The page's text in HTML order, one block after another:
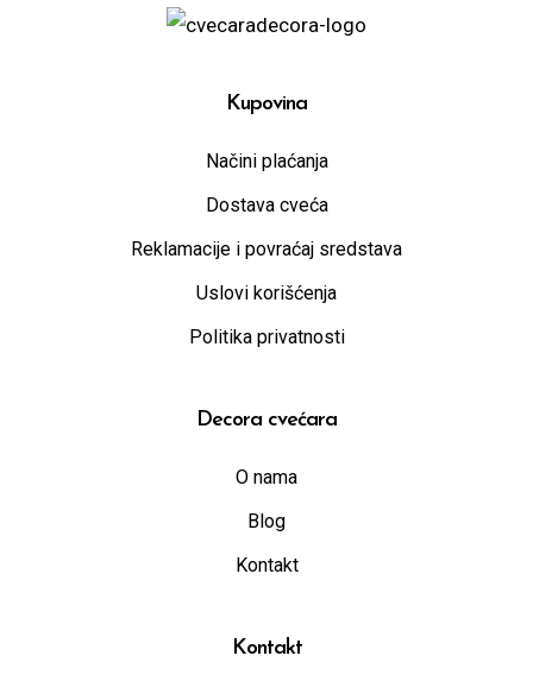
Kupovina
Načini plaćanja
Dostava cveća
Reklamacije i povraćaj sredstava
Uslovi korišćenja
Politika privatnosti
Decora cvećara
O nama
Blog
Kontakt
Kontakt